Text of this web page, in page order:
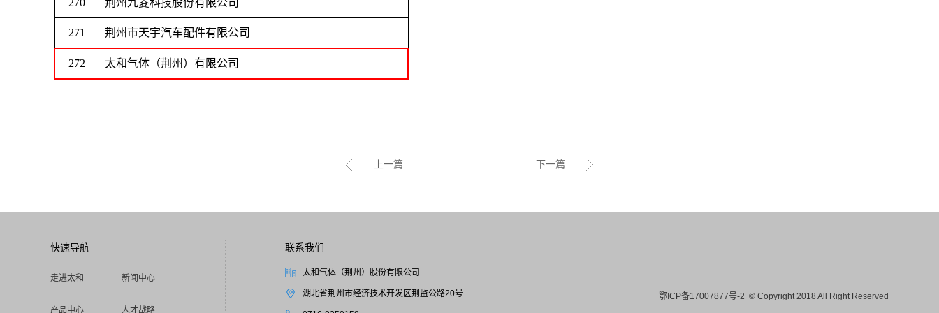
270 荆州九菱科技股份有限公司
271 荆州市天宇汽车配件有限公司
272 太和气体（荆州）有限公司
上一篇 下一篇
快速导航
走进太和 新闻中心
产品中心 人才战略
联系我们
太和气体（荆州）股份有限公司
湖北省荆州市经济技术开发区荆监公路20号 鄂ICP备17007877号-2 © Copyright 2018 All Right Reserved